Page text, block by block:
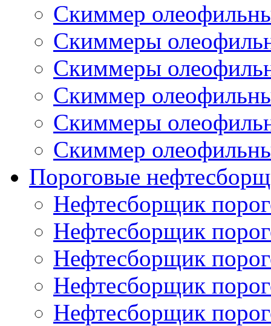
Скиммер
Скиммеры
Скиммеры
Скиммер
Скиммеры
Скиммер
Пороговые
Нефтесборщик
Нефтесборщик
Нефтесборщик
Нефтесборщик
Нефтесборщик